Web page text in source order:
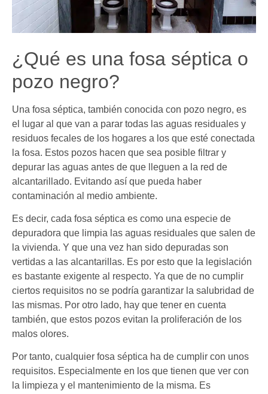
¿Qué es una fosa séptica o
pozo negro?
Una fosa séptica, también conocida con pozo negro, es
el lugar al que van a parar todas las aguas residuales y
residuos fecales de los hogares a los que esté conectada
la fosa. Estos pozos hacen que sea posible filtrar y
depurar las aguas antes de que lleguen a la red de
alcantarillado. Evitando así que pueda haber
contaminación al medio ambiente.
Es decir, cada fosa séptica es como una especie de
depuradora que limpia las aguas residuales que salen de
la vivienda. Y que una vez han sido depuradas son
vertidas a las alcantarillas. Es por esto que la legislación
es bastante exigente al respecto. Ya que de no cumplir
ciertos requisitos no se podría garantizar la salubridad de
las mismas. Por otro lado, hay que tener en cuenta
también, que estos pozos evitan la proliferación de los
malos olores.
Por tanto, cualquier fosa séptica ha de cumplir con unos
requisitos. Especialmente en los que tienen que ver con
la limpieza y el mantenimiento de la misma. Es